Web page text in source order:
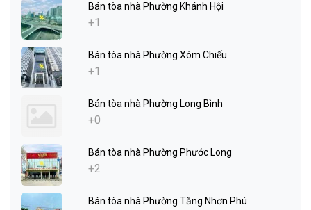
Bán tòa nhà Phường Khánh Hội
+1
Bán tòa nhà Phường Xóm Chiếu
+1
Bán tòa nhà Phường Long Bình
+0
Bán tòa nhà Phường Phước Long
+2
Bán tòa nhà Phường Tăng Nhơn Phú